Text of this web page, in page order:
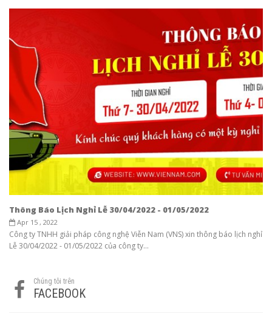
Thông Báo Lịch Nghỉ Lễ 30/04/2022 - 01/05/2022
Apr 15 , 2022
Công ty TNHH giải pháp công nghệ Viễn Nam (VNS) xin thông báo lịch nghỉ
Lễ 30/04/2022 - 01/05/2022 của công ty...
Chúng tôi trên
FACEBOOK